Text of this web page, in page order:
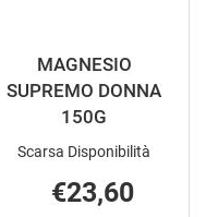
MAGNESIO
SUPREMO DONNA
150G
Scarsa Disponibilità
€23,60